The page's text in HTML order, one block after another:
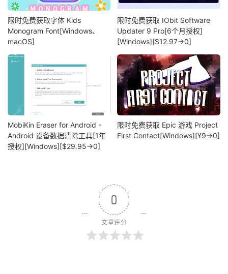
限时免费获取字体 Kids
Monogram Font[Windows、
macOS]
限时免费获取 IObit Software
Updater 9 Pro[6个月授权]
[Windows][$12.97→0]
MobiKin Eraser for Android -
Android 设备数据清除工具[1年
授权][Windows][$29.95→0]
限时免费获取 Epic 游戏 Project
First Contact[Windows][¥9→0]
0
文章评分